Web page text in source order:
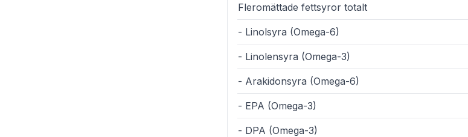
Fleromättade fettsyror totalt
- Linolsyra (Omega-6)
- Linolensyra (Omega-3)
- Arakidonsyra (Omega-6)
- EPA (Omega-3)
- DPA (Omega-3)